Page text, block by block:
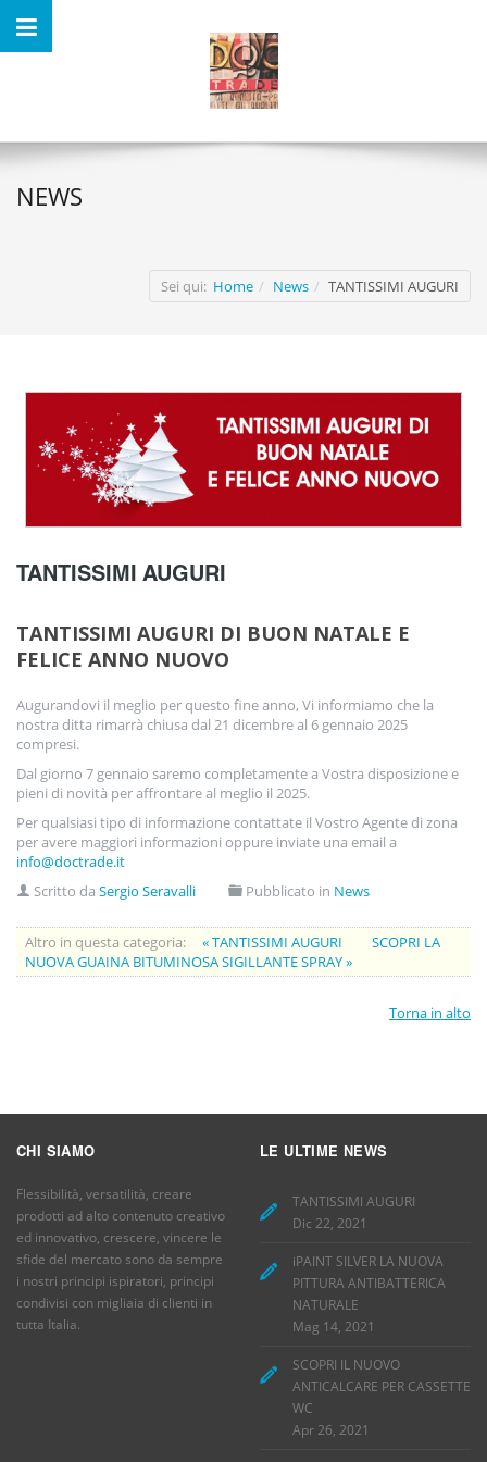
NEWS
Sei qui: Home News TANTISSIMI AUGURI
TANTISSIMI AUGURI
TANTISSIMI AUGURI DI BUON NATALE E
FELICE ANNO NUOVO
Augurandovi il meglio per questo fine anno, Vi informiamo che la
nostra ditta rimarrà chiusa dal 21 dicembre al 6 gennaio 2025
compresi.
Dal giorno 7 gennaio saremo completamente a Vostra disposizione e
pieni di novità per affrontare al meglio il 2025.
Per qualsiasi tipo di informazione contattate il Vostro Agente di zona
per avere maggiori informazioni oppure inviate una email a
info@doctrade.it
Scritto da Sergio Seravalli Pubblicato in News
Altro in questa categoria: « TANTISSIMI AUGURI
SCOPRI LA
NUOVA GUAINA BITUMINOSA SIGILLANTE SPRAY »
Torna in alto
CHI SIAMO
Flessibilità, versatilità, creare
prodotti ad alto contenuto creativo
ed innovativo, crescere, vincere le
sfide del mercato sono da sempre
i nostri principi ispiratori, principi
condivisi con migliaia di clienti in
tutta Italia.
LE ULTIME NEWS
TANTISSIMI AUGURI
Dic 22, 2021
iPAINT SILVER LA NUOVA
PITTURA ANTIBATTERICA
NATURALE
Mag 14, 2021
SCOPRI IL NUOVO
ANTICALCARE PER CASSETTE
WC
Apr 26, 2021